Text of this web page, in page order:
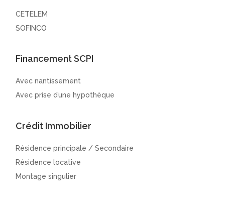
CETELEM
SOFINCO
Financement SCPI
Avec nantissement
Avec prise d’une hypothèque
Crédit Immobilier
Résidence principale / Secondaire
Résidence locative
Montage singulier